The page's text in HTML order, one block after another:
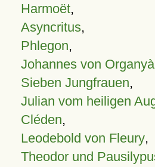
Harmoët,
Asyncritus,
Phlegon,
Johannes von Organyà
Sieben Jungfrauen,
Julian vom heiligen
Cléden,
Leodebold von Fleury,
Theodor und